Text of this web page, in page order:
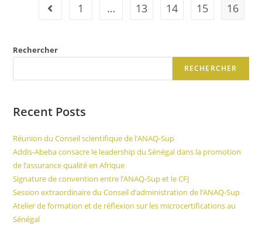
1 … 13 14 15 16
Rechercher
RECHERCHER
Recent Posts
Réunion du Conseil scientifique de l’ANAQ-Sup
Addis-Abeba consacre le leadership du Sénégal dans la promotion
de l’assurance qualité en Afrique
Signature de convention entre l’ANAQ-Sup et le CFJ
Session extraordinaire du Conseil d’administration de l’ANAQ-Sup
Atelier de formation et de réflexion sur les microcertifications au
Sénégal